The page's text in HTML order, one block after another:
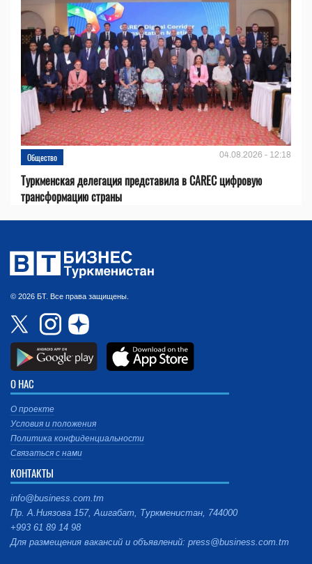
Общество 04.08.2026 - 12:18
Туркменская делегация представила в CAREC цифровую
трансформацию страны
© 2026 БТ. Все права защищены.
О НАС
О проекте
Условия и положения
Политика конфиденциальности
Связаться с нами
КОНТАКТЫ
info@business.com.tm
Пр. А.Ниязова 157, Ашгабат, Туркменистан, 744000
+993 61 89 14 98
Для размещения вакансий и объявлений: press@business.com.tm